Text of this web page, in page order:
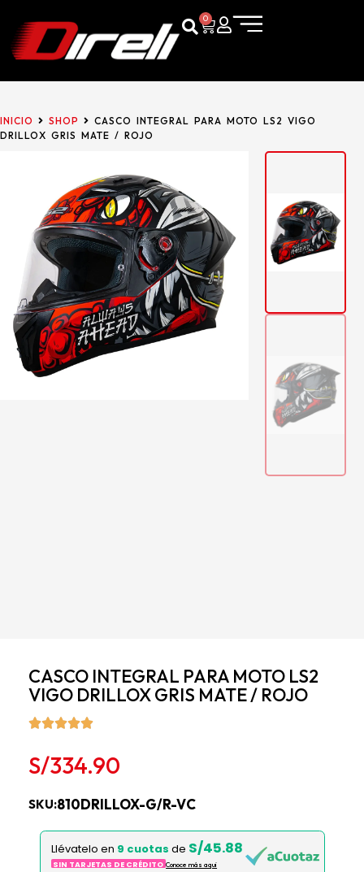
0
INICIO SHOP
CASCO INTEGRAL PARA MOTO LS2 VIGO
DRILLOX GRIS MATE / ROJO
CASCO INTEGRAL PARA MOTO LS2
VIGO DRILLOX GRIS MATE / ROJO
S/334.90
SKU:810DRILLOX-G/R-VC
Llévatelo en 9 cuotas de S/45.88
SIN TARJETAS DE CRÉDITO Conoce más aqui